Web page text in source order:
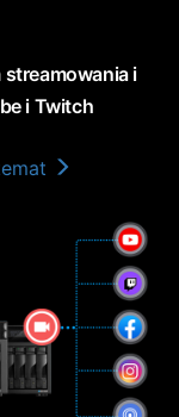
streamowania i
i Twitch